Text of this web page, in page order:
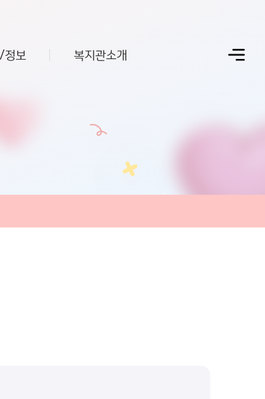
정보 복지관소개